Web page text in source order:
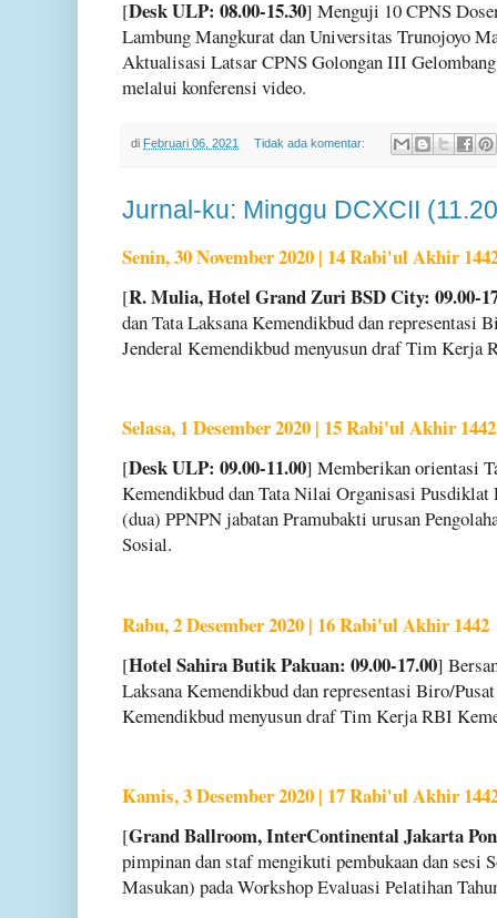
[Desk ULP: 08.00-15.30] Menguji 10 CPNS
Lambung Mangkurat dan Universitas Trunojoyo
Aktualisasi Latsar CPNS Golongan III
melalui konferensi video.
di Februari 06, 2021 Tidak ada komentar:
Jurnal-ku: Minggu DCXCII
Senin, 30 November 2020 | 14 Rabi'ul Akhir
[R. Mulia, Hotel Grand Zuri BSD City: 09.00-
dan Tata Laksana Kemendikbud dan representasi
Jenderal Kemendikbud menyusun draf Tim Kerja
Selasa, 1 Desember 2020 | 15 Rabi'ul Akhir 1442
[Desk ULP: 09.00-11.00] Memberikan orientasi
Kemendikbud dan Tata Nilai Organisasi Pusdiklat
(dua) PPNPN jabatan Pramubakti urusan
Sosial.
Rabu, 2 Desember 2020 | 16 Rabi'ul Akhir 1442
[Hotel Sahira Butik Pakuan: 09.00-17.00]
Laksana Kemendikbud dan representasi Biro/
Kemendikbud menyusun draf Tim Kerja RBI
Kamis, 3 Desember 2020 | 17 Rabi'ul Akhir
[Grand Ballroom, InterContinental Jakarta
pimpinan dan staf mengikuti pembukaan dan sesi
Masukan) pada Workshop Evaluasi Pelatihan